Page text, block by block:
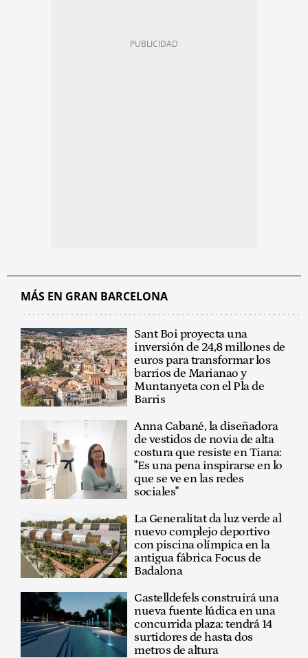
MÁS EN GRAN BARCELONA
Sant Boi proyecta una
inversión de 24,8 millones de
euros para transformar los
barrios de Marianao y
Muntanyeta con el Pla de
Barris
Anna Cabané, la diseñadora
de vestidos de novia de alta
costura que resiste en Tiana:
"Es una pena inspirarse en lo
que se ve en las redes
sociales"
La Generalitat da luz verde al
nuevo complejo deportivo
con piscina olímpica en la
antigua fábrica Focus de
Badalona
Castelldefels construirá una
nueva fuente lúdica en una
concurrida plaza: tendrá 14
surtidores de hasta dos
metros de altura